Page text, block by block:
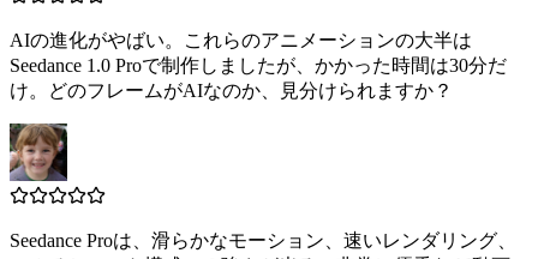
AIの進化がやばい。これらのアニメーションの大半は
Seedance 1.0 Proで制作しましたが、かかった時間は30分だ
け。どのフレームがAIなのか、見分けられますか？
Seedance Proは、滑らかなモーション、速いレンダリング、